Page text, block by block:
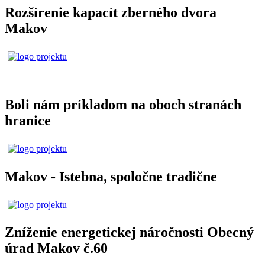
Rozšírenie kapacít zberného dvora
Makov
Boli nám príkladom na oboch stranách
hranice
Makov - Istebna, spoločne tradične
Zníženie energetickej náročnosti Obecný
úrad Makov č.60